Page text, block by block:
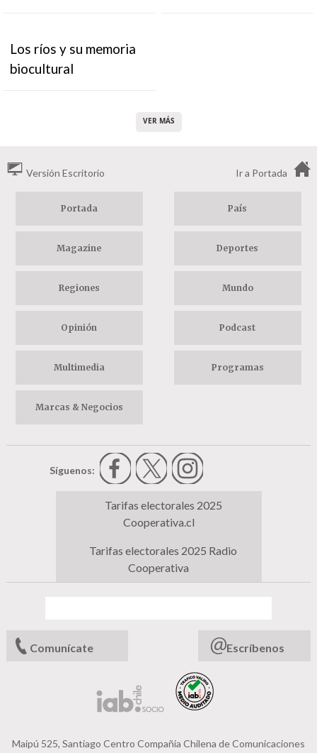
Los ríos y su memoria
biocultural
VER MÁS
Versión Escritorio Ir a Portada
Portada País
Magazine Deportes
Regiones Mundo
Opinión Podcast
Multimedia Programas
Marcas & Negocios
Síguenos:
Tarifas electorales 2025
Cooperativa.cl
Tarifas electorales 2025 Radio
Cooperativa
Comunícate Escríbenos
Maipú 525, Santiago Centro Compañia Chilena de Comunicaciones